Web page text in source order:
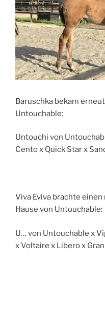
Baruschka bekam
Untouchable:
Untouchi von
Cento x Quick Star x
Viva Eviva brachte
Hause von Untouchable:
U… von Untouchable x
x Voltaire x Libero x